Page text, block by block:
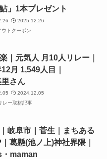
鮎」1本プレゼント
2025.12.26
ウトクーポン
｜元気人 月10人リレー｜
月 1,549人目｜
さん
2024.12.05
レー取材記事
岐阜市｜菅生｜まちある
葛懸(池ノ上)神社界隈｜
maman